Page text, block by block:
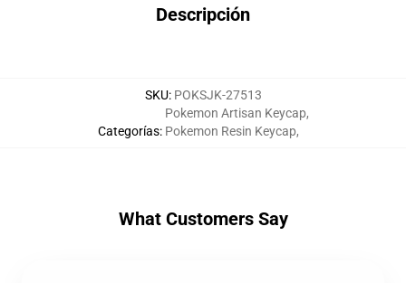
Descripción
SKU: POKSJK-27513
Categorías:
Pokemon Artisan Keycap,
Pokemon Resin Keycap,
What Customers Say